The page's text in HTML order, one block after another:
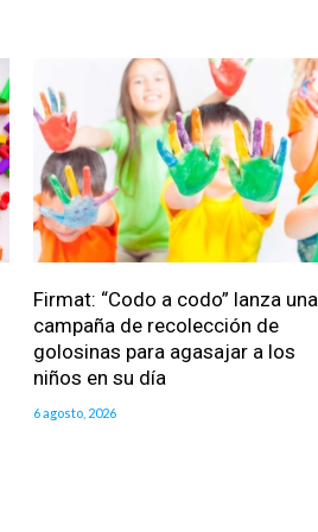
Firmat: “Codo a codo” lanza una
campaña de recolección de
golosinas para agasajar a los
niños en su día
6 agosto, 2026